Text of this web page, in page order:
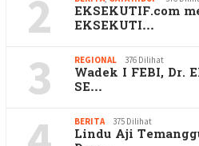
2
EKSEKUTIF.com
EKSEKUTI…
3 REGIONAL 376 Dilihat
Wadek I FEBI, Dr.
SE…
BERITA 375 Dilihat
Lindu Aji